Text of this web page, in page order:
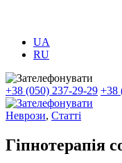
UA
RU
+38 (050) 237-29-29 +38
Неврози, Статті
Гіпнотерапія